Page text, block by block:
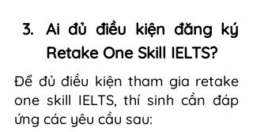
Ai đủ điều kiện đăng ký
Retake One Skill IELTS?
Để đủ điều kiện tham gia retake
one skill IELTS, thí sinh cần đáp
ứng các yêu cầu sau: